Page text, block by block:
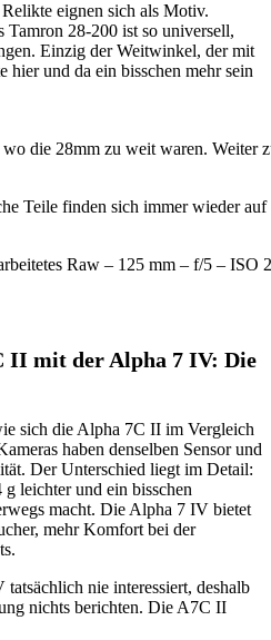
eignen sich als Motiv.
28-200 ist so universell,
Einzig der Weitwinkel, der mit
hier und da ein bisschen mehr sein
die 28mm zu weit waren. Weiter
Teile finden sich immer wieder
Raw – 125 mm – f/5 – ISO
II mit der Alpha 7 IV: Die
sich die Alpha 7C II im Vergleich
haben denselben Sensor und
Der Unterschied liegt im Detail:
leichter und ein bisschen
macht. Die Alpha 7 IV bietet
mehr Komfort bei der
nie interessiert, deshalb
nichts berichten. Die A7C II